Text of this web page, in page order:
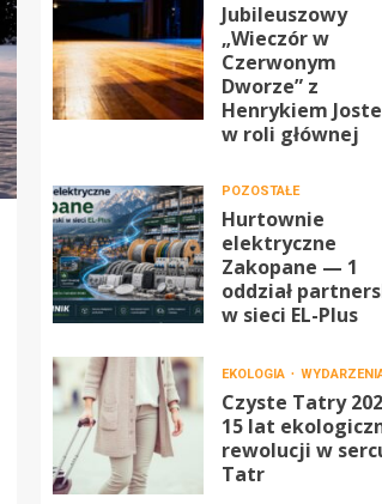
Jubileuszowy
„Wieczór w
Czerwonym
Dworze” z
Henrykiem
w roli głównej
POZOSTAŁE
Hurtownie
elektryczne
Zakopane — 1
oddział
w sieci EL-Plus
EKOLOGIA
Czyste Tatry
15 lat
rewolucji w
Tatr